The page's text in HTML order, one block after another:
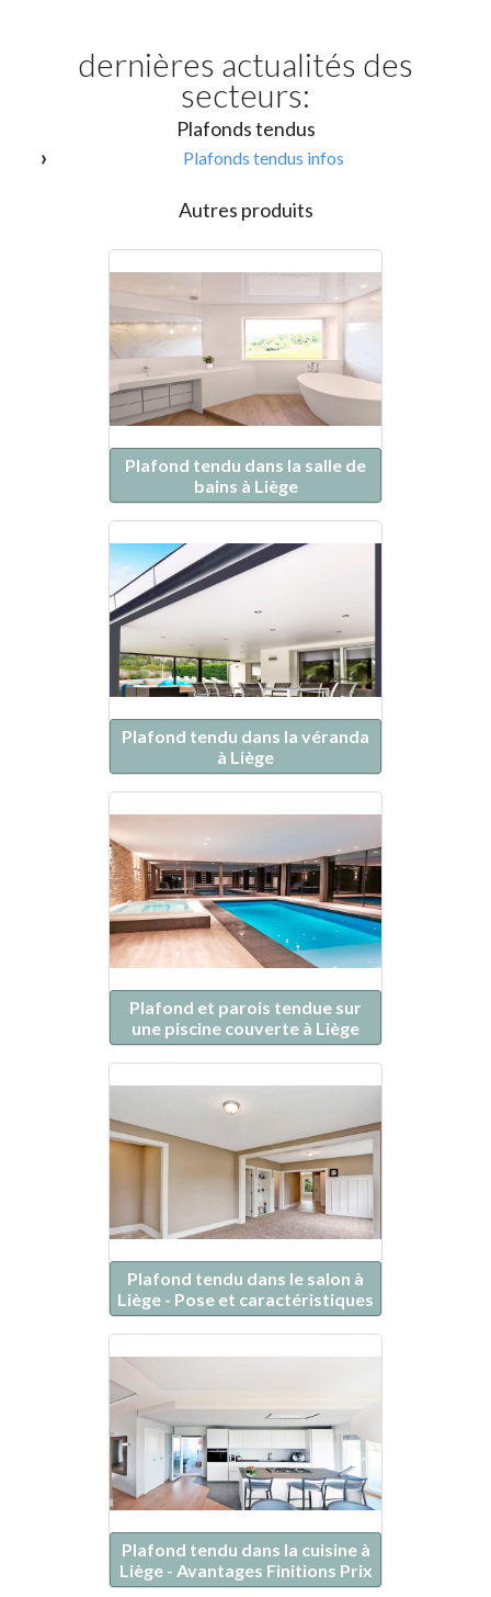
dernières actualités des
secteurs:
Plafonds tendus
Plafonds tendus infos
Autres produits
Plafond tendu dans la salle de
bains à Liège
Plafond tendu dans la véranda
à Liège
Plafond et parois tendue sur
une piscine couverte à Liège
Plafond tendu dans le salon à
Liège - Pose et caractéristiques
Plafond tendu dans la cuisine à
Liège - Avantages Finitions Prix